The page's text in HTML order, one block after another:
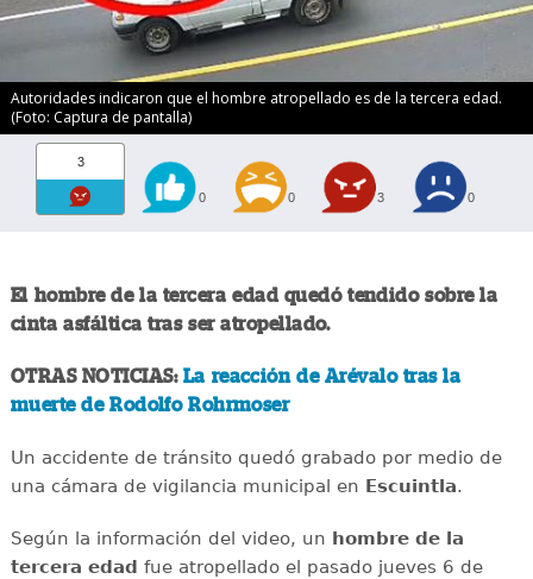
Autoridades indicaron que el hombre atropellado es de la tercera edad.
(Foto: Captura de pantalla)
3
0 0 3 0
El hombre de la tercera edad quedó tendido sobre la
cinta asfáltica tras ser atropellado.
OTRAS NOTICIAS: La reacción de Arévalo tras la
muerte de Rodolfo Rohrmoser
Un accidente de tránsito quedó grabado por medio de
una cámara de vigilancia municipal en Escuintla.
Según la información del video, un hombre de la
tercera edad fue atropellado el pasado jueves 6 de